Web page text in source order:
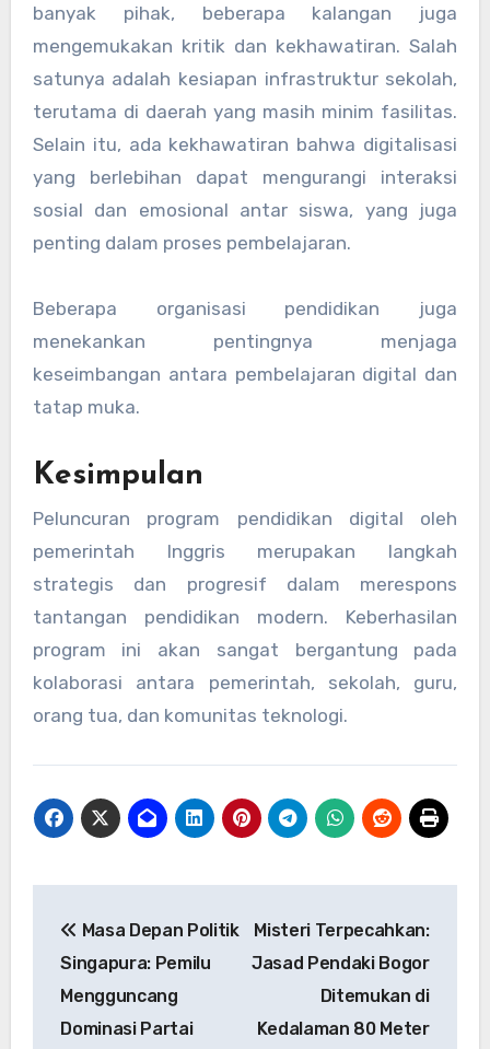
banyak pihak, beberapa kalangan juga
mengemukakan kritik dan kekhawatiran. Salah
satunya adalah kesiapan infrastruktur sekolah,
terutama di daerah yang masih minim fasilitas.
Selain itu, ada kekhawatiran bahwa digitalisasi
yang berlebihan dapat mengurangi interaksi
sosial dan emosional antar siswa, yang juga
penting dalam proses pembelajaran.
Beberapa organisasi pendidikan juga
menekankan pentingnya menjaga
keseimbangan antara pembelajaran digital dan
tatap muka.
Kesimpulan
Peluncuran program pendidikan digital oleh
pemerintah Inggris merupakan langkah
strategis dan progresif dalam merespons
tantangan pendidikan modern. Keberhasilan
program ini akan sangat bergantung pada
kolaborasi antara pemerintah, sekolah, guru,
orang tua, dan komunitas teknologi.
pos
Masa Depan Politik
Singapura: Pemilu
Mengguncang
Dominasi Partai
Misteri Terpecahkan:
Jasad Pendaki Bogor
Ditemukan di
Kedalaman 80 Meter